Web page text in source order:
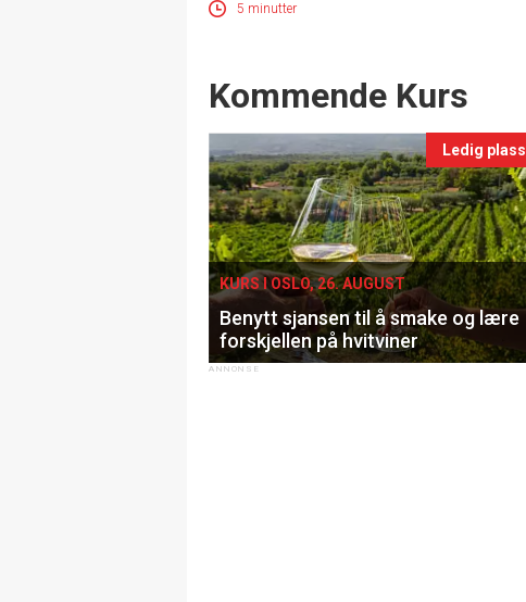
5 minutter
Events
Kommende Kurs
Ledig plass
KURS I OSLO, 26. AUGUST
Benytt sjansen til å smake og lære
forskjellen på hvitviner